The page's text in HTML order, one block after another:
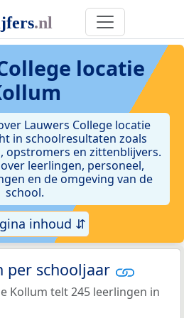
locatie
Lauwers College locatie
in schoolresultaten zoals
opstromers en zittenblijvers.
leerlingen, personeel,
en de omgeving van de
school.
inhoud ⇵
per schooljaar
Kollum telt 245 leerlingen in